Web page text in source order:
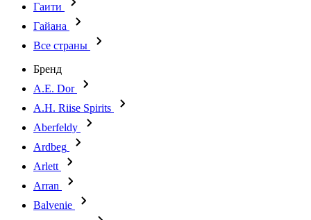
Гаити
Гайана
Все страны
Бренд
A.E. Dor
A.H. Riise Spirits
Aberfeldy
Ardbeg
Arlett
Arran
Balvenie